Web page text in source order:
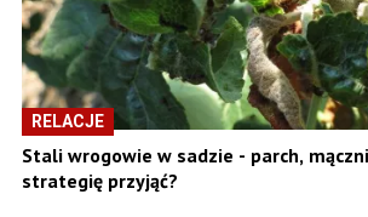
RELACJE
Stali wrogowie w sadzie - parch,
strategię przyjąć?